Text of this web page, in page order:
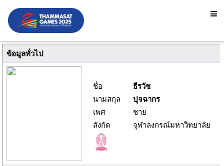
ข้อมูลทั่วไป
ชื่อ
ธีรวัช
นามสกุล
ปุจฉากร
เพศ
ชาย
สังกัด
จุฬาลงกรณ์มหาวิทยาลัย